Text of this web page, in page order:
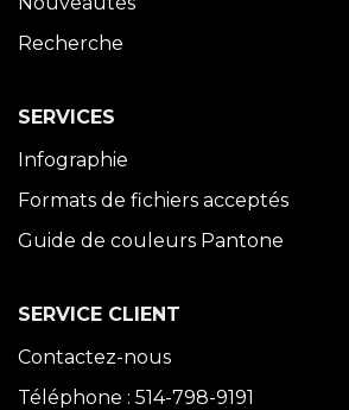
Recherche
SERVICES
Infographie
Formats de fichiers acceptés
Guide de couleurs Pantone
SERVICE CLIENT
Contactez-nous
Téléphone : 514-798-9191